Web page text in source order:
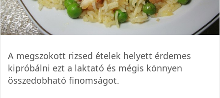
A megszokott rizsed ételek helyett érdemes
kipróbálni ezt a laktató és mégis könnyen
összedobható finomságot.